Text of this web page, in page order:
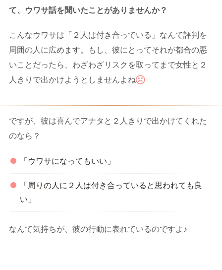
て、ウワサ話を聞いたことがありませんか？
こんなウワサは「２人は付き合っている」なんて評判を
周囲の人に広めます。もし、彼にとってそれが都合の悪
いことだったら、わざわざリスクを取ってまで女性と２
人きりで出かけようとしませんよね
ですが、彼は喜んでアナタと２人きりで出かけてくれた
のなら？
「ウワサになってもいい」
「周りの人に２人は付き合っていると思われても良
い」
なんて気持ちが、彼の行動に表れているのですよ♪